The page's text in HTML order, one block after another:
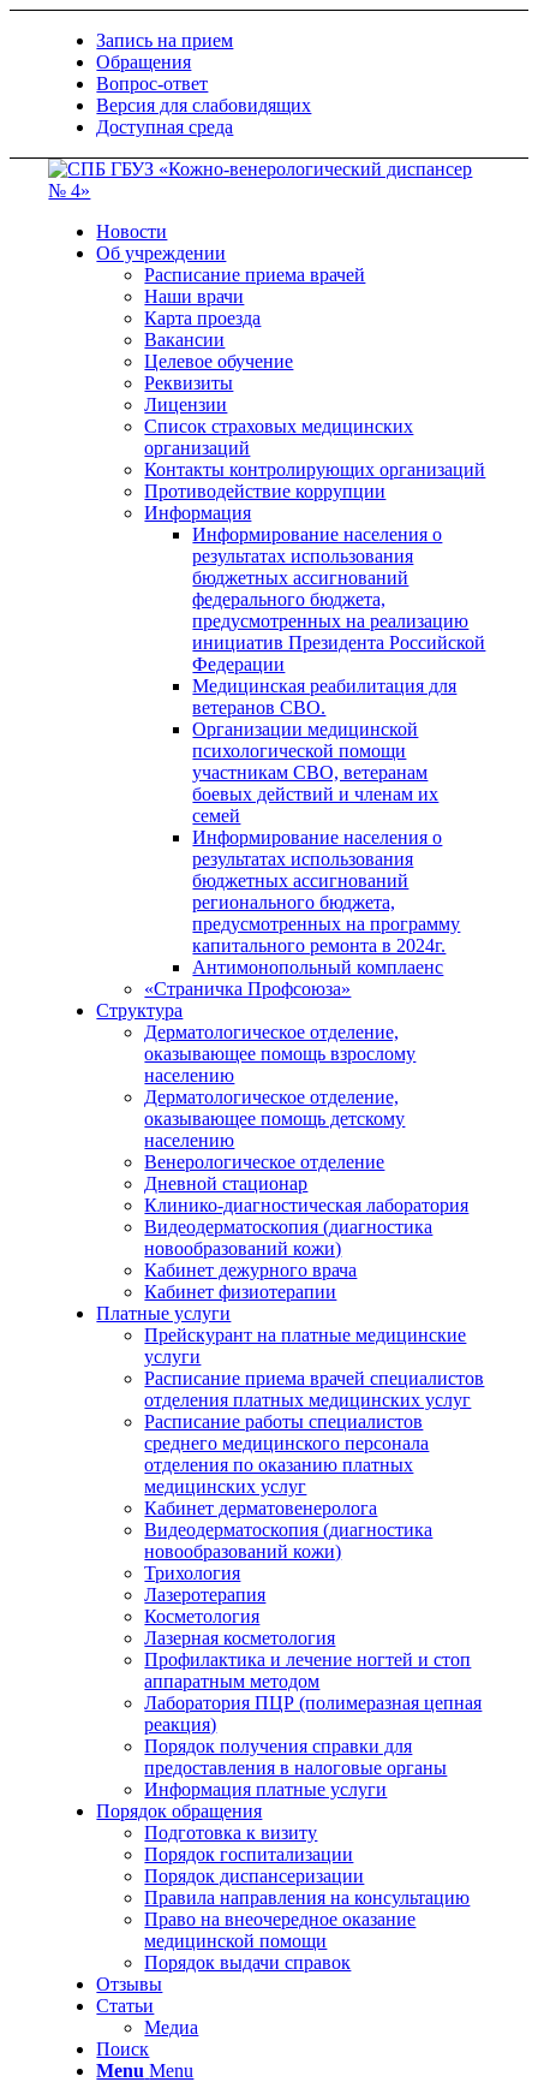
Запись на прием
Обращения
Вопрос-ответ
Версия для слабовидящих
Доступная среда
Новости
Об учреждении
Расписание приема врачей
Наши врачи
Карта проезда
Вакансии
Целевое обучение
Реквизиты
Лицензии
Список страховых медицинских
организаций
Контакты контролирующих организаций
Противодействие коррупции
Информация
Информирование населения о
результатах использования
бюджетных ассигнований
федерального бюджета,
предусмотренных на реализацию
инициатив Президента Российской
Федерации
Медицинская реабилитация для
ветеранов СВО.
Организации медицинской
психологической помощи
участникам СВО, ветеранам
боевых действий и членам их
семей
Информирование населения о
результатах использования
бюджетных ассигнований
регионального бюджета,
предусмотренных на программу
капитального ремонта в 2024г.
Антимонопольный комплаенс
«Страничка Профсоюза»
Структура
Дерматологическое отделение,
оказывающее помощь взрослому
населению
Дерматологическое отделение,
оказывающее помощь детскому
населению
Венерологическое отделение
Дневной стационар
Клинико-диагностическая лаборатория
Видеодерматоскопия (диагностика
новообразований кожи)
Кабинет дежурного врача
Кабинет физиотерапии
Платные услуги
Прейскурант на платные медицинские
услуги
Расписание приема врачей специалистов
отделения платных медицинских услуг
Расписание работы специалистов
среднего медицинского персонала
отделения по оказанию платных
медицинских услуг
Кабинет дерматовенеролога
Видеодерматоскопия (диагностика
новообразований кожи)
Трихология
Лазеротерапия
Косметология
Лазерная косметология
Профилактика и лечение ногтей и стоп
аппаратным методом
Лаборатория ПЦР (полимеразная цепная
реакция)
Порядок получения справки для
предоставления в налоговые органы
Информация платные услуги
Порядок обращения
Подготовка к визиту
Порядок госпитализации
Порядок диспансеризации
Правила направления на консультацию
Право на внеочередное оказание
медицинской помощи
Порядок выдачи справок
Отзывы
Статьи
Медиа
Поиск
Menu Menu